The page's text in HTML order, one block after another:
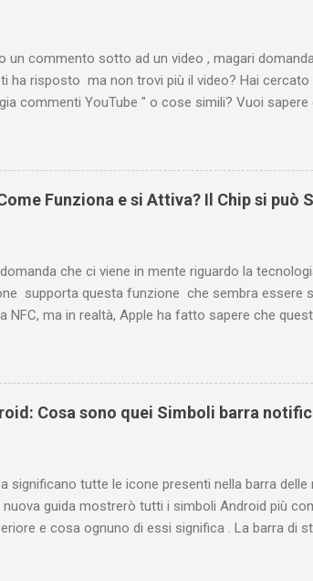
un commento sotto ad un video , magari
ha risposto ma non trovi più il video? Hai
commenti YouTube " o cose simili? Vuoi
i propri commenti di YouTube , ossia quelli
la risposta é positiva ma mi ci è voluto un bel
perché è anche poco semplice capire on che
quindi subito come visualizzare i vostri commenti
e magari scoprirete anche che la vostra domanda
Funziona e si Attiva? Il Chip si può
che ci viene in mente riguardo la
supporta questa funzione che sembra essere
NFC, ma in realtà, Apple ha fatto sapere che
i modelli. In basso trovi una immagine che
con iOS 13 e, purtroppo, il modello 6s non
tecniche degli iPhone 6S e 6S Plus c'è la
le voci presenti nel menu delle impostazioni
o attivare NFC su iPhone 6S . Scopri tutte le
Cosa sono quei Simboli barra
significano tutte le icone presenti nella barra
nuova guida mostrerò tutti i simboli Android più
e cosa ognuno di essi significa . La barra di
Prima di tutto è bene fare una distinzione